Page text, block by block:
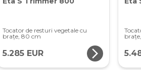
Tocator de resturi vegetale cu
brațe, 80 cm
5.285 EUR arrow_forward_ios